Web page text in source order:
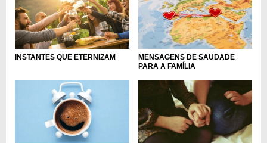
INSTANTES QUE ETERNIZAM
MENSAGENS DE SAUDADE
PARA A FAMÍLIA